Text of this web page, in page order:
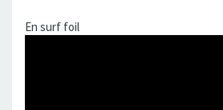
En surf foil